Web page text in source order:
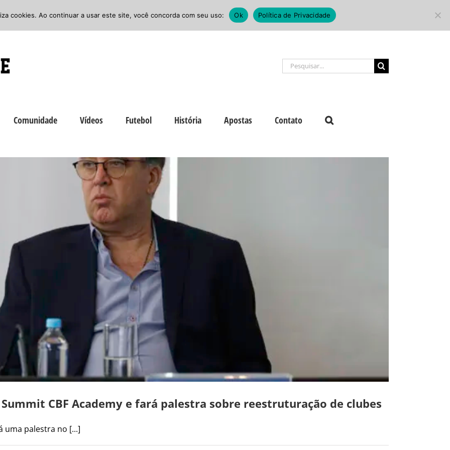
Buscar
resultados
Comunidade Vídeos Futebol História Apostas Contato
CBF Academy e fará palestra sobre reestruturação de clubes
uma palestra no [...]
cookies. Ao continuar a usar este site, você concorda com seu uso: Ok Política de Privacidade